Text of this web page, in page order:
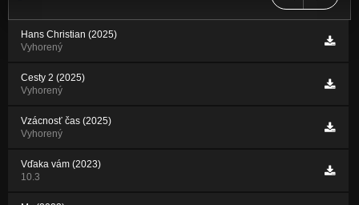
Hans Christian (2025)
Vyhorený
Cesty 2 (2025)
Vyhorený
Vzácnosť čas (2025)
Vyhorený
Vďaka vám (2023)
10.3